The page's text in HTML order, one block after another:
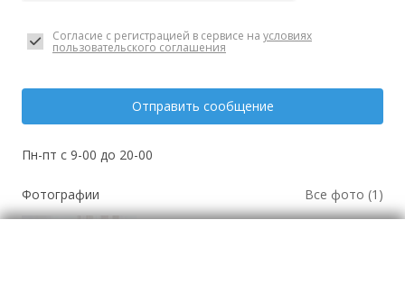
Согласие с регистрацией в сервисе на условиях
пользовательского соглашения
Отправить сообщение
Пн-пт с 9-00 до 20-00
Фотографии Все фото (1)